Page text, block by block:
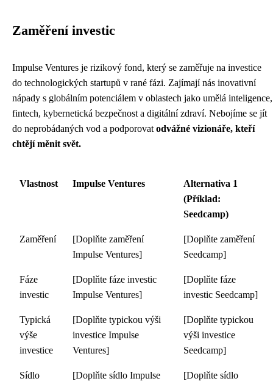
Zaměření investic
Impulse Ventures je rizikový fond, který se zaměřuje na investice
do technologických startupů v rané fázi. Zajímají nás inovativní
nápady s globálním potenciálem v oblastech jako umělá inteligence,
fintech, kybernetická bezpečnost a digitální zdraví. Nebojíme se jít
do neprobádaných vod a podporovat odvážné vizionáře, kteří
chtějí měnit svět.
Vlastnost Impulse Ventures
Alternativa 1
(Příklad:
Seedcamp)
Zaměření
[Doplňte zaměření
Impulse Ventures]
[Doplňte zaměření
Seedcamp]
Fáze
investic
[Doplňte fáze investic
Impulse Ventures]
[Doplňte fáze
investic Seedcamp]
Typická
výše
investice
[Doplňte typickou výši
investice Impulse
Ventures]
[Doplňte typickou
výši investice
Seedcamp]
Sídlo
[Doplňte sídlo Impulse
[Doplňte sídlo